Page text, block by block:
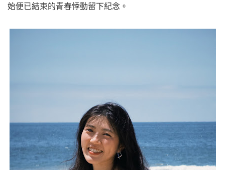
始便已結束的青春悸動留下紀念。